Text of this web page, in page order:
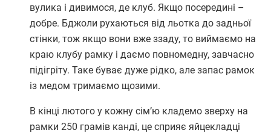
вулика і дивимося, де клуб. Якщо посередині –
добре. Бджоли рухаються від льотка до задньої
стінки, тож якщо вони вже ззаду, то виймаємо на
краю клубу рамку і даємо повномедну, завчасно
підігріту. Таке буває дуже рідко, але запас рамок
із медом тримаємо щозими.
В кінці лютого у кожну сім’ю кладемо зверху на
рамки 250 грамів канді, це сприяє яйцекладці